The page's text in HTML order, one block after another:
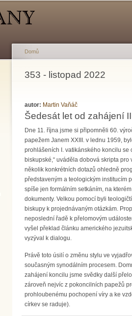
Jste zde
Domů
353 - listopad 2022
autor: Martin Vaňáč
Šedesát let od zahájení
Dne 11. října jsme si připomněli 60.
papežem Janem XXIII. v lednu 1959,
prohlášeních I. vatikánského koncilu se
biskupské,“ uváděla dobová skripta
několik konkrétních dotazů ohledně
představeným a teologickým institucím
spíše jen formálním setkáním, na
dokumenty. Velkou pomocí byli
biskupy k projednávaným otázkám.
neposlední řadě k přelomovým
vyšel překlad článku amerického
vyzýval k dialogu.
Právě toto úsilí o změnu stylu ve
současným synodálním procesem.
zahájení koncilu jsme svědky další
zároveň nejvíc z pokoncilních papežů
prohloubenému pochopení víry a ke
církev se raduje).